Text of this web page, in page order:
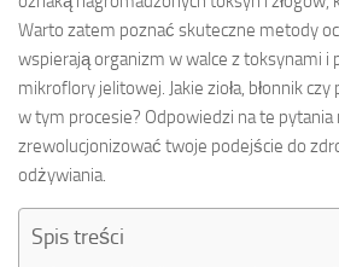
Warto zatem poznać skuteczne metody
wspierają organizm w walce z toksynami i
mikroflory jelitowej. Jakie zioła, błonnik
w tym procesie? Odpowiedzi na te pytania
zrewolucjonizować twoje podejście do
odżywiania.
Spis treści